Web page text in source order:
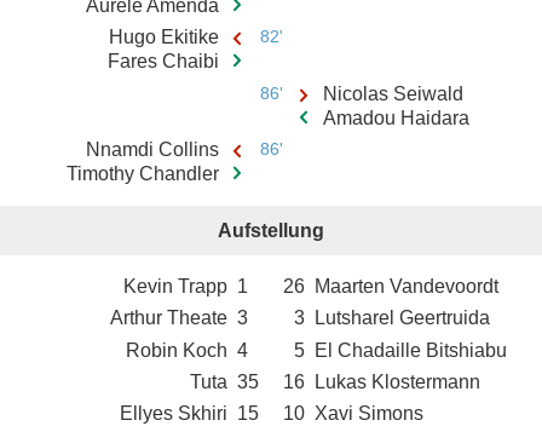
Aurèle Amenda
Hugo Ekitike
Fares Chaibi
82'
86'
Nicolas Seiwald
Amadou Haidara
Nnamdi Collins
Timothy Chandler
86'
Aufstellung
Kevin Trapp 1 26 Maarten Vandevoordt
Arthur Theate 3 3
Lutsharel Geertruida
Robin Koch 4 5 El Chadaille Bitshiabu
Tuta 35 16
Lukas Klostermann
Ellyes Skhiri 15 10 Xavi Simons